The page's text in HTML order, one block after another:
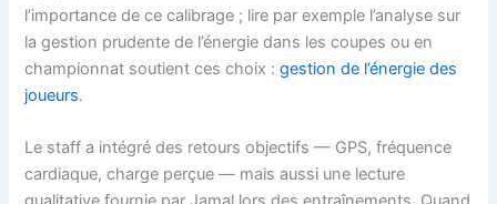
l’importance de ce calibrage ; lire par exemple l’analyse sur
la gestion prudente de l’énergie dans les coupes ou en
championnat soutient ces choix :gestion de l’énergie des
joueurs.
Le staff a intégré des retours objectifs — GPS, fréquence
cardiaque, charge perçue — mais aussi une lecture